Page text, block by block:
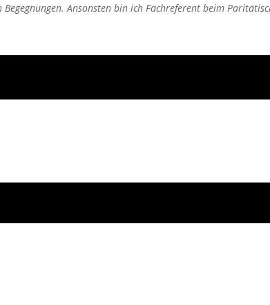
Ansonsten bin ich Fachreferent beim